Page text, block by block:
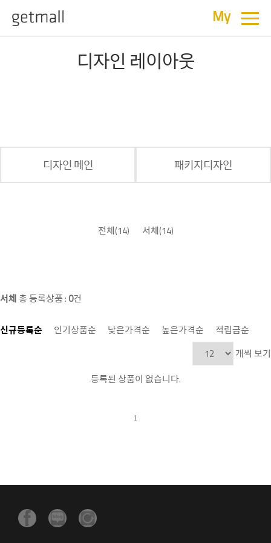
디자인 레이아웃
My ≡
디자인 메인 패키지디자인
전체(14) 서체(14)
서체총 등록상품 :0건
신규등록순 인기상품순 낮은가격순 높은가격순
적립금순
개씩 보기
등록된 상품이 없습니다.
1